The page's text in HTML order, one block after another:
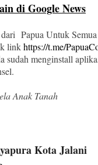
di Google News
Papua Untuk
linkhttps://t.me/
sudah menginstall
Anak Tanah
Kota Jalani